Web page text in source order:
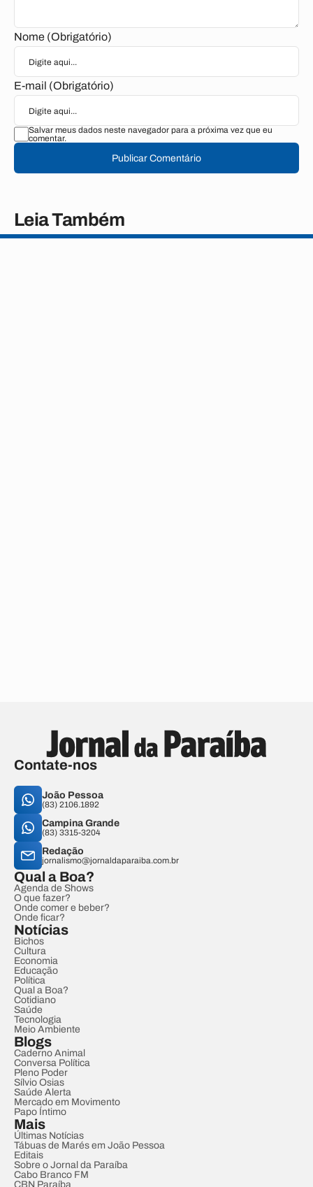
Nome (Obrigatório)
E-mail (Obrigatório)
Salvar meus dados neste navegador para a próxima vez que eu
comentar.
Publicar Comentário
Leia Também
Contate-nos
João Pessoa
(83) 2106.1892
Campina Grande
(83) 3315-3204
Redação
jornalismo@jornaldaparaiba.com.br
Qual a Boa?
Agenda de Shows
O que fazer?
Onde comer e beber?
Onde ficar?
Notícias
Bichos
Cultura
Economia
Educação
Política
Qual a Boa?
Cotidiano
Saúde
Tecnologia
Meio Ambiente
Blogs
Caderno Animal
Conversa Política
Pleno Poder
Sílvio Osias
Saúde Alerta
Mercado em Movimento
Papo Íntimo
Mais
Últimas Notícias
Tábuas de Marés em João Pessoa
Editais
Sobre o Jornal da Paraíba
Cabo Branco FM
CBN Paraíba